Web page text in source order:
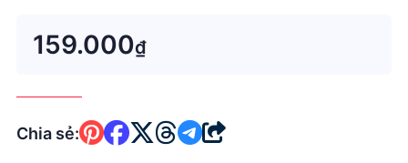
159.000₫
Chia sẻ: